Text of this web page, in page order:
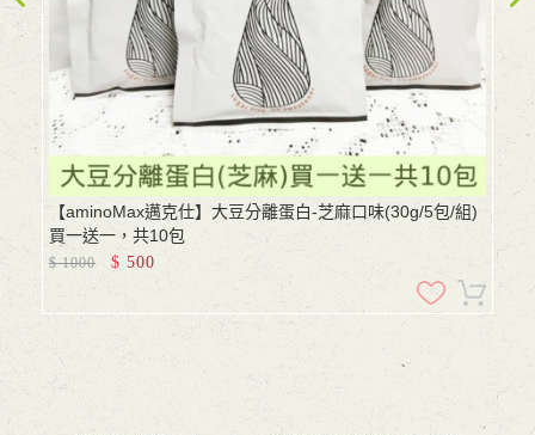
【aminoMax邁克仕】大豆分離蛋白-芝麻口味(30g/5包/組)
買一送一，共10包
$1000 $ 500